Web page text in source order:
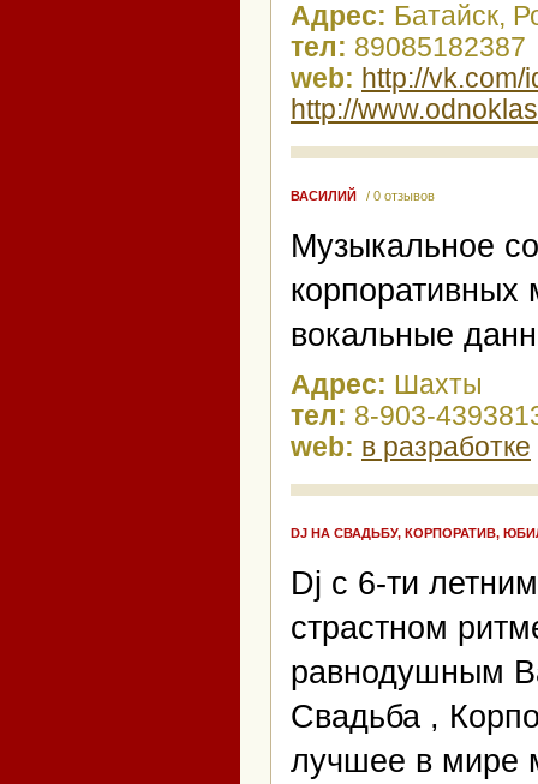
Адрес: Батайск,
тел: 89085182387
web: http://vk.com/
http://
ВАСИЛИЙ / 0 отзывов
Музыкальное
корпоративных
вокальные
Адрес: Шахты
тел: 8-903-
web: в разработке
DJ НА СВАДЬБУ, КОРПОРАТИВ,
Dj c 6-ти
страстном
равнодушным
Свадьба ,
лучшее в мире